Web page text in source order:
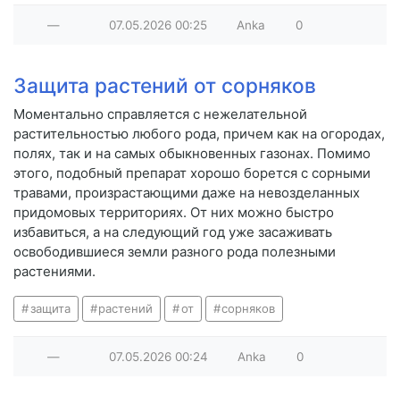
— 07.05.2026 00:25 Anka 0
Защита растений от сорняков
Моментально справляется с нежелательной
растительностью любого рода, причем как на огородах,
полях, так и на самых обыкновенных газонах. Помимо
этого, подобный препарат хорошо борется с сорными
травами, произрастающими даже на невозделанных
придомовых территориях. От них можно быстро
избавиться, а на следующий год уже засаживать
освободившиеся земли разного рода полезными
растениями.
защита растений от сорняков
— 07.05.2026 00:24 Anka 0